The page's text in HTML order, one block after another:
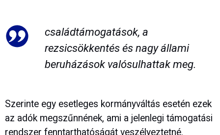
családtámogatások, a
rezsicsökkentés és nagy állami
beruházások valósulhattak meg.
Szerinte egy esetleges kormányváltás esetén ezek
az adók megszűnnének, ami a jelenlegi támogatási
rendszer fenntarthatóságát veszélyeztetné.